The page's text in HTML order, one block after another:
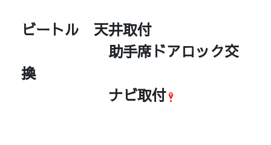
ビートル 天井取付
助手席ドアロック交
換
ナビ取付